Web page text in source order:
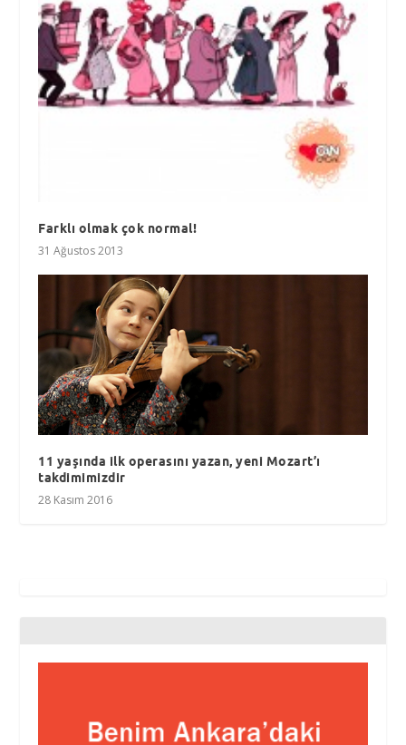
Farklı olmak çok normal!
31 Ağustos 2013
11 yaşında ilk operasını yazan, yeni Mozart’ı
takdimimizdir
28 Kasım 2016